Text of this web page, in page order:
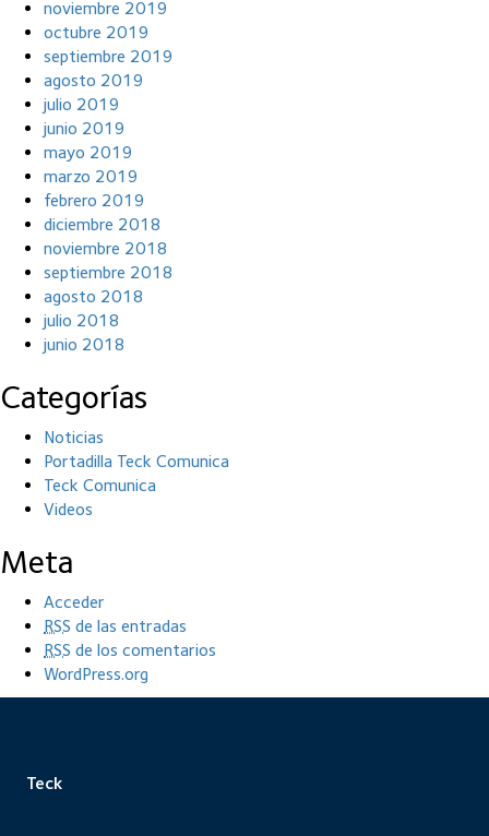
noviembre 2019
octubre 2019
septiembre 2019
agosto 2019
julio 2019
junio 2019
mayo 2019
marzo 2019
febrero 2019
diciembre 2018
noviembre 2018
septiembre 2018
agosto 2018
julio 2018
junio 2018
Categorías
Noticias
Portadilla Teck Comunica
Teck Comunica
Videos
Meta
Acceder
RSS de las entradas
RSS de los comentarios
WordPress.org
Teck